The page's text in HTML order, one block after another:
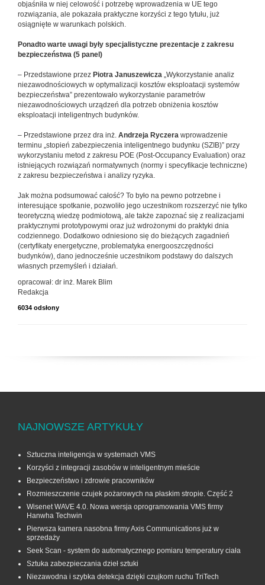
objaśniła w niej celowość i potrzebę wprowadzenia w UE tego
rozwiązania, ale pokazała praktyczne korzyści z tego tytułu, już
osiągnięte w warunkach polskich.
Ponadto warte uwagi były specjalistyczne prezentacje z zakresu
bezpieczeństwa (5 panel)
– Przedstawione przez Piotra Januszewicza „Wykorzystanie analiz
niezawodnościowych w optymalizacji kosztów eksploatacji systemów
bezpieczeństwa” prezentowało wykorzystanie parametrów
niezawodnościowych urządzeń dla potrzeb obniżenia kosztów
eksploatacji inteligentnych budynków.
– Przedstawione przez dra inż. Andrzeja Ryczera wprowadzenie
terminu „stopień zabezpieczenia inteligentnego budynku (SZIB)” przy
wykorzystaniu metod z zakresu POE (Post-Occupancy Evaluation) oraz
istniejących rozwiązań normatywnych (normy i specyfikacje techniczne)
z zakresu bezpieczeństwa i analizy ryzyka.
Jak można podsumować całość? To było na pewno potrzebne i
interesujące spotkanie, pozwoliło jego uczestnikom rozszerzyć nie tylko
teoretyczną wiedzę podmiotową, ale także zapoznać się z realizacjami
praktycznymi prototypowymi oraz już wdrożonymi do praktyki dnia
codziennego. Dodatkowo odniesiono się do bieżących zagadnień
(certyfikaty energetyczne, problematyka energooszczędności
budynków), dano jednocześnie uczestnikom podstawy do dalszych
własnych przemyśleń i działań.
opracował: dr inż. Marek Blim
Redakcja
6034 odsłony
NAJNOWSZE ARTYKUŁY
Sztuczna inteligencja w systemach VMS
Korzyści z integracji zasobów w inteligentnym mieście
Bezpieczeństwo i zdrowie pracowników
Rozmieszczenie czujek pożarowych na płaskim stropie. Część 2
Wisenet WAVE 4.0. Nowa wersja oprogramowania VMS firmy
Hanwha Techwin
Pierwsza kamera nasobna firmy Axis Communications już w
sprzedaży
Seek Scan - system do automatycznego pomiaru temperatury ciała
Sztuka zabezpieczania dzieł sztuki
Niezawodna i szybka detekcja dzięki czujkom ruchu TriTech